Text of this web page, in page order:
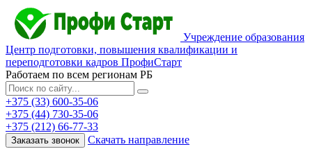
Учреждение образования
Центр подготовки, повышения квалификации и
переподготовки кадров ПрофиСтарт
Работаем по всем регионам РБ
+375 (33) 600-35-06
+375 (44) 730-35-06
+375 (212) 66-77-33
Заказать звонок Скачать направление